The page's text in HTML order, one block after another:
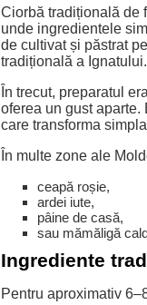
Ciorbă tradițională de
unde ingredientele
de cultivat și păstrat
tradițională a Ignatului.
În trecut, preparatul
oferea un gust aparte.
care transforma
În multe zone ale
ceapă roșie,
ardei iute,
pâine de casă,
sau mămăligă
Ingrediente
Pentru aproximativ